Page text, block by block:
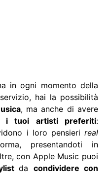
in ogni momento della
hai la possibilità
, ma anche di avere
i tuoi artisti preferiti:
i loro pensieri real
presentandoti in
con Apple Music puoi
da condividere con